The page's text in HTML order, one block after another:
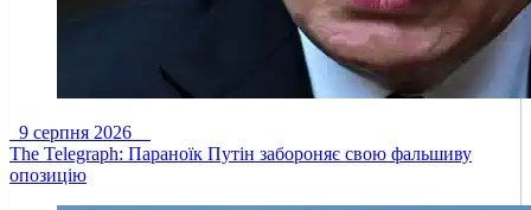
9 серпня 2026
The Telegraph: Параноїк Путін забороняє свою фальшиву
опозицію